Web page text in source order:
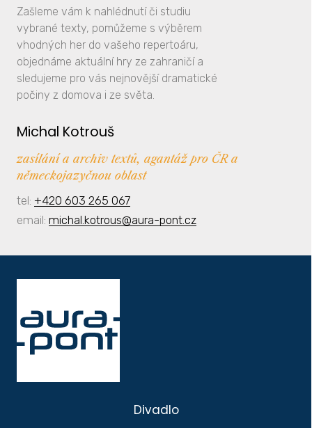
Zašleme vám k nahlédnutí či studiu
vybrané texty, pomůžeme s výběrem
vhodných her do vašeho repertoáru,
objednáme aktuální hry ze zahraničí a
sledujeme pro vás nejnovější dramatické
počiny z domova i ze světa.
Michal Kotrouš
zasílání a archiv textů, agantáž pro ČR a
německojazyčnou oblast
tel: +420 603 265 067
email: michal.kotrous@aura-pont.cz
Divadlo